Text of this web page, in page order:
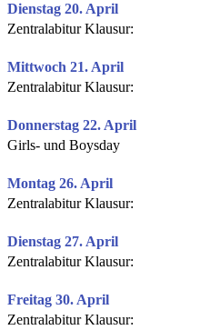
Dienstag 20. April
Zentralabitur Klausur:
Mittwoch 21. April
Zentralabitur Klausur:
Donnerstag 22. April
Girls- und Boysday
Montag 26. April
Zentralabitur Klausur:
Dienstag 27. April
Zentralabitur Klausur:
Freitag 30. April
Zentralabitur Klausur: